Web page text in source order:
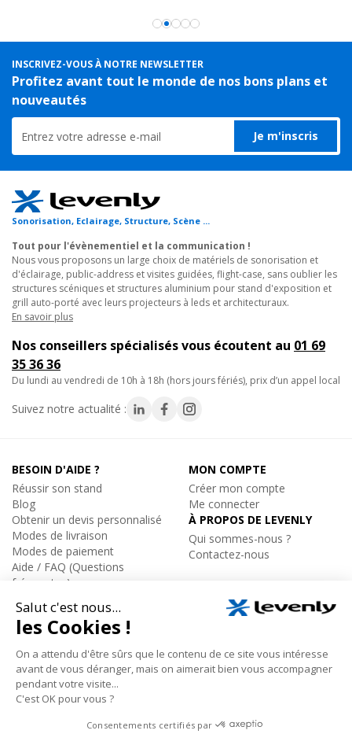
INSCRIVEZ-VOUS À NOTRE NEWSLETTER
Profitez avant tout le monde de nos bons plans et
nouveautés
Je m'inscris
Sonorisation, Eclairage, Structure, Scène ...
Tout pour l'évènementiel et la communication !
Nous vous proposons un large choix de matériels de sonorisation et
d'éclairage, public-address et visites guidées, flight-case, sans oublier les
structures scéniques et structures aluminium pour stand d'exposition et
grill auto-porté avec leurs projecteurs à leds et architecturaux.
En savoir plus
Nos conseillers spécialisés vous écoutent au 01 69
35 36 36
du lundi au vendredi de 10h à 18h (hors jours fériés), prix d’un appel local
Suivez notre actualité :
BESOIN D'AIDE ?
Réussir son stand
Blog
Obtenir un devis personnalisé
Modes de livraison
Modes de paiement
Aide / FAQ (Questions
fréquentes)
Catalogue par marques
Installation Sonorisation et
Eclairage
MON COMPTE
Créer mon compte
Me connecter
À PROPOS DE LEVENLY
Qui sommes-nous ?
Contactez-nous
Levenly © • Tous droits réservés 2005-2026
Conditions générales de vente